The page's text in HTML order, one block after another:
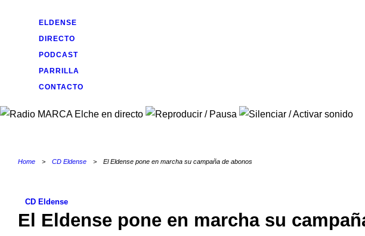
ELDENSE
DIRECTO
PODCAST
PARRILLA
CONTACTO
Home > CD Eldense > El Eldense pone en marcha su campaña de abonos
CD Eldense
El Eldense pone en marcha su